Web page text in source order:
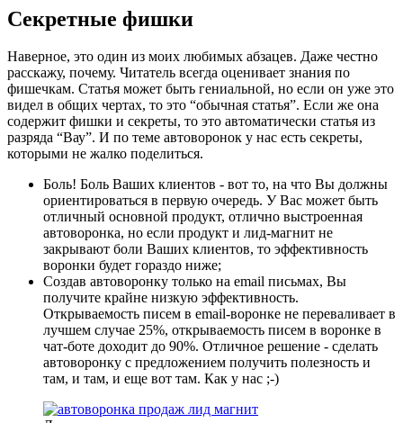
Секретные фишки
Наверное, это один из моих любимых абзацев. Даже честно
расскажу, почему. Читатель всегда оценивает знания по
фишечкам. Статья может быть гениальной, но если он уже это
видел в общих чертах, то это “обычная статья”. Если же она
содержит фишки и секреты, то это автоматически статья из
разряда “Вау”. И по теме автоворонок у нас есть секреты,
которыми не жалко поделиться.
Боль! Боль Ваших клиентов - вот то, на что Вы должны
ориентироваться в первую очередь. У Вас может быть
отличный основной продукт, отлично выстроенная
автоворонка, но если продукт и лид-магнит не
закрывают боли Ваших клиентов, то эффективность
воронки будет гораздо ниже;
Создав автоворонку только на email письмах, Вы
получите крайне низкую эффективность.
Открываемость писем в email-воронке не переваливает в
лучшем случае 25%, открываемость писем в воронке в
чат-боте доходит до 90%. Отличное решение - сделать
автоворонку с предложением получить полезность и
там, и там, и еще вот там. Как у нас ;-)